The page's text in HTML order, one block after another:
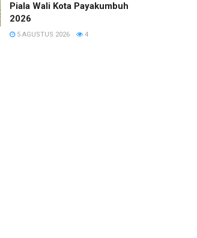
Piala Wali Kota Payakumbuh
2026
5 AGUSTUS 2026 4